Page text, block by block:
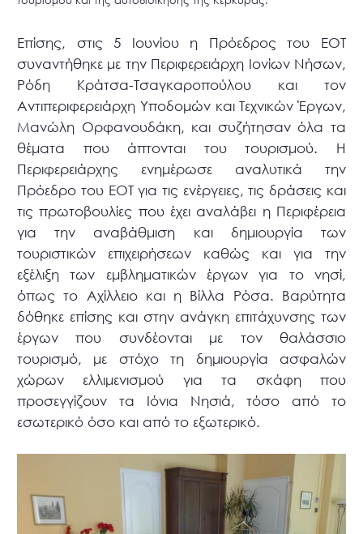
Επίσης, στις 5 Ιουνίου η Πρόεδρος του ΕΟΤ
συναντήθηκε με την Περιφερειάρχη Ιονίων Νήσων,
Ρόδη Κράτσα-Τσαγκαροπούλου και τον
Αντιπεριφερειάρχη Υποδομών και Τεχνικών Έργων,
Μανώλη Ορφανουδάκη, και συζήτησαν όλα τα
θέματα που άπτονται του τουρισμού. Η
Περιφερειάρχης ενημέρωσε αναλυτικά την
Πρόεδρο του ΕΟΤ για τις ενέργειες, τις δράσεις και
τις πρωτοβουλίες που έχει αναλάβει η Περιφέρεια
για την αναβάθμιση και δημιουργία των
τουριστικών επιχειρήσεων καθώς και για την
εξέλιξη των εμβληματικών έργων για το νησί,
όπως το Αχίλλειο και η Βίλλα Ρόσα. Βαρύτητα
δόθηκε επίσης και στην ανάγκη επιτάχυνσης των
έργων που συνδέονται με τον θαλάσσιο
τουρισμό, με στόχο τη δημιουργία ασφαλών
χώρων ελλιμενισμού για τα σκάφη που
προσεγγίζουν τα Ιόνια Νησιά, τόσο από το
εσωτερικό όσο και από το εξωτερικό.